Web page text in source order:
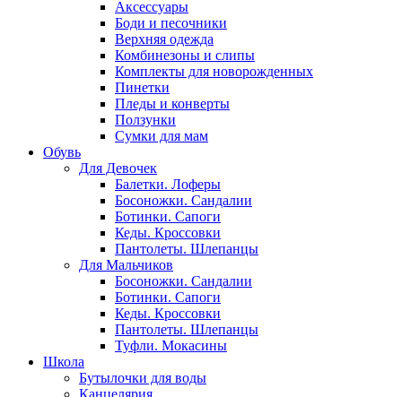
Аксессуары
Боди и песочники
Верхняя одежда
Комбинезоны и слипы
Комплекты для новорожденных
Пинетки
Пледы и конверты
Ползунки
Сумки для мам
Обувь
Для Девочек
Балетки. Лоферы
Босоножки. Сандалии
Ботинки. Сапоги
Кеды. Кроссовки
Пантолеты. Шлепанцы
Для Мальчиков
Босоножки. Сандалии
Ботинки. Сапоги
Кеды. Кроссовки
Пантолеты. Шлепанцы
Туфли. Мокасины
Школа
Бутылочки для воды
Канцелярия